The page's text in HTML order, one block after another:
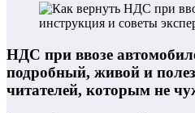
НДС при ввозе
подробный, живой и
читателей, которым не